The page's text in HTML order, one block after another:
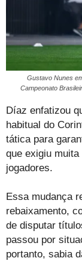
Gustavo Nunes
Campeonato
Díaz enfatizou
habitual do
tática para
que exigiu
jogadores.
Essa mudança
rebaixamento,
de disputar
passou por
portanto, sabia